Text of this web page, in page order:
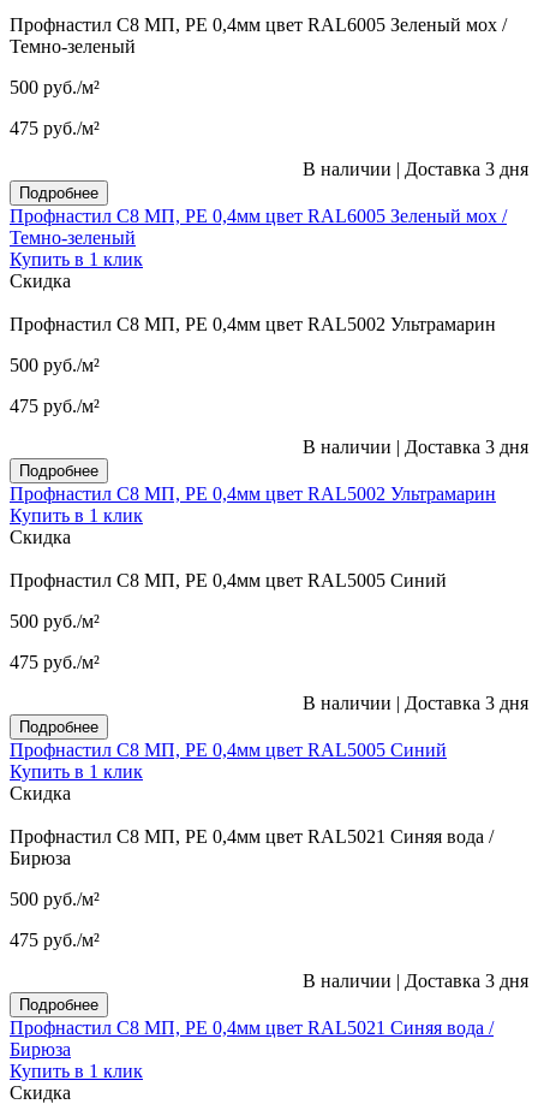
Профнастил С8 МП, PE 0,4мм цвет RAL6005 Зеленый мох /
Темно-зеленый
500 руб./м²
475 руб./м²
В наличии | Доставка 3 дня
Подробнее
Профнастил С8 МП, PE 0,4мм цвет RAL6005 Зеленый мох /
Темно-зеленый
Купить в 1 клик
Скидка
Профнастил С8 МП, PE 0,4мм цвет RAL5002 Ультрамарин
500 руб./м²
475 руб./м²
В наличии | Доставка 3 дня
Подробнее
Профнастил С8 МП, PE 0,4мм цвет RAL5002 Ультрамарин
Купить в 1 клик
Скидка
Профнастил С8 МП, PE 0,4мм цвет RAL5005 Синий
500 руб./м²
475 руб./м²
В наличии | Доставка 3 дня
Подробнее
Профнастил С8 МП, PE 0,4мм цвет RAL5005 Синий
Купить в 1 клик
Скидка
Профнастил С8 МП, PE 0,4мм цвет RAL5021 Синяя вода /
Бирюза
500 руб./м²
475 руб./м²
В наличии | Доставка 3 дня
Подробнее
Профнастил С8 МП, PE 0,4мм цвет RAL5021 Синяя вода /
Бирюза
Купить в 1 клик
Скидка